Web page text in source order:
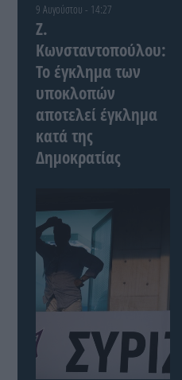
9 Αυγούστου - 14:27
Ζ.
Κωνσταντοπούλου:
Το έγκλημα των
υποκλοπών
αποτελεί έγκλημα
κατά της
Δημοκρατίας